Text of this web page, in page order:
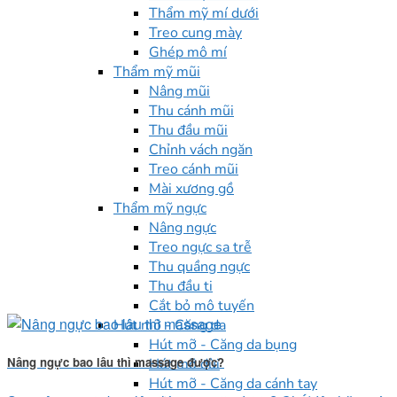
Thẩm mỹ mí dưới
Treo cung mày
Ghép mô mí
Thẩm mỹ mũi
Nâng mũi
Thu cánh mũi
Thu đầu mũi
Chỉnh vách ngăn
Treo cánh mũi
Mài xương gồ
Thẩm mỹ ngực
Nâng ngực
Treo ngực sa trễ
Thu quầng ngực
Thu đầu ti
Cắt bỏ mô tuyến
Hút mỡ - Căng da
Hút mỡ - Căng da bụng
Hút mỡ đùi
Hút mỡ - Căng da cánh tay
Nâng ngực bao lâu thì massage được?